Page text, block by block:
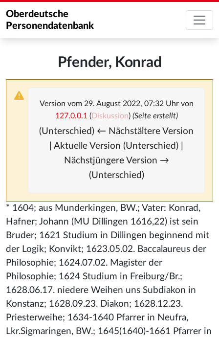
Oberdeutsche
Personendatenbank
Pfender, Konrad
Version vom 29. August 2022, 07:32 Uhr von
127.0.0.1 (Diskussion) (Seite erstellt)
(Unterschied) ← Nächstältere Version
| Aktuelle Version (Unterschied) |
Nächstjüngere Version →
(Unterschied)
* 1604; aus Munderkingen, BW.; Vater: Konrad,
Hafner; Johann (MU Dillingen 1616,22) ist sein
Bruder; 1621 Studium in Dillingen beginnend mit
der Logik; Konvikt; 1623.05.02. Baccalaureus der
Philosophie; 1624.07.02. Magister der
Philosophie; 1624 Studium in Freiburg/Br.;
1628.06.17. niedere Weihen uns Subdiakon in
Konstanz; 1628.09.23. Diakon; 1628.12.23.
Priesterweihe; 1634-1640 Pfarrer in Neufra,
Lkr.Sigmaringen, BW.; 1645(1640)-1661 Pfarrer in